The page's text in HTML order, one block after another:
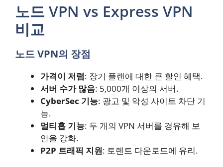
노드 VPN vs Express VPN
비교
노드 VPN의 장점
가격이 저렴: 장기 플랜에 대한 큰 할인 혜택.
서버 수가 많음: 5,000개 이상의 서버.
CyberSec 기능: 광고 및 악성 사이트 차단 기
능.
멀티홉 기능: 두 개의 VPN 서버를 경유해 보
안을 강화.
P2P 트래픽 지원: 토렌트 다운로드에 유리.